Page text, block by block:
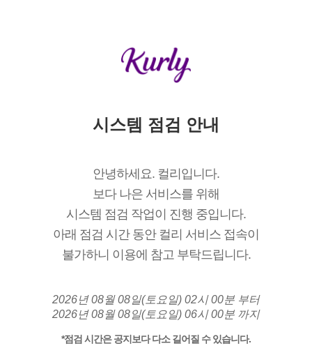
시스템 점검 안내
안녕하세요. 컬리입니다.
보다 나은 서비스를 위해
시스템 점검 작업이 진행 중입니다.
아래 점검 시간 동안 컬리 서비스 접속이
불가하니 이용에 참고 부탁드립니다.
2026년 08월 08일(토요일) 02시 00분 부터
2026년 08월 08일(토요일) 06시 00분 까지
*점검 시간은 공지보다 다소 길어질 수 있습니다.